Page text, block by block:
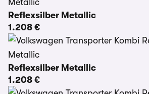
Reflexsilber Metallic
1.208 €
Reflexsilber Metallic
1.208 €